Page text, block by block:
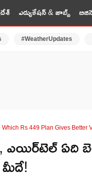
ఎడ్యుకేషన్ & జాబ్స్
#WeatherUpdates
Rs 449 Plan Gives Better
ఏది
మీదే!